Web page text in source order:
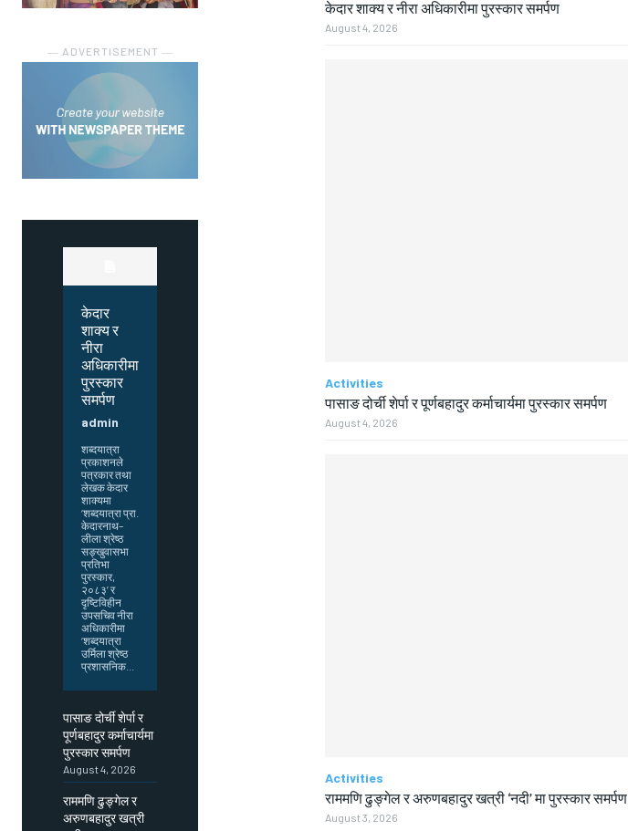
― ADVERTISEMENT ―
केदार
शाक्य र
नीरा
अधिकारीमा
पुरस्कार
समर्पण
admin
शब्दयात्रा
प्रकाशनले
पत्रकार तथा
लेखक केदार
शाक्यमा
‘शब्दयात्रा प्रा.
केदारनाथ–
लीला श्रेष्ठ
सङ्खुवासभा
प्रतिभा
पुरस्कार,
२०८३’ र
दृष्टिविहीन
उपसचिव नीरा
अधिकारीमा
‘शब्दयात्रा
उर्मिला श्रेष्ठ
प्रशासनिक...
पासाङ दोर्ची शेर्पा र
पूर्णबहादुर कर्माचार्यमा
पुरस्कार समर्पण
August 4, 2026
राममणि ढुङ्गेल र
अरुणबहादुर खत्री
केदार शाक्य र नीरा अधिकारीमा पुरस्कार समर्पण
August 4, 2026
Activities
पासाङ दोर्ची शेर्पा र पूर्णबहादुर कर्माचार्यमा पुरस्कार समर्पण
August 4, 2026
Activities
राममणि ढुङ्गेल र अरुणबहादुर खत्री ‘नदी’ मा पुरस्कार समर्पण
August 3, 2026